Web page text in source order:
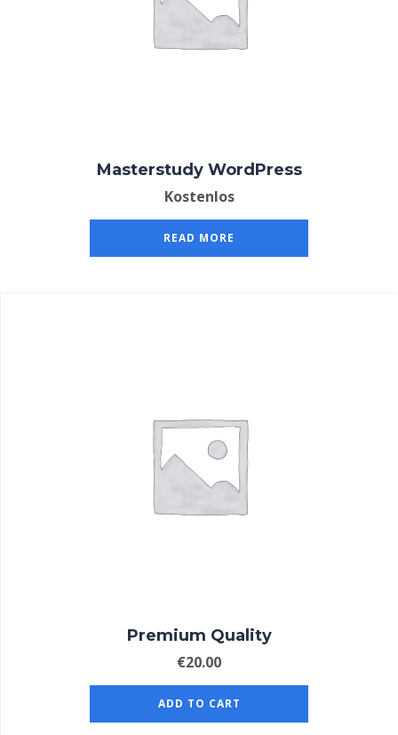
Masterstudy WordPress
Kostenlos
READ MORE
Premium Quality
€20.00
ADD TO CART